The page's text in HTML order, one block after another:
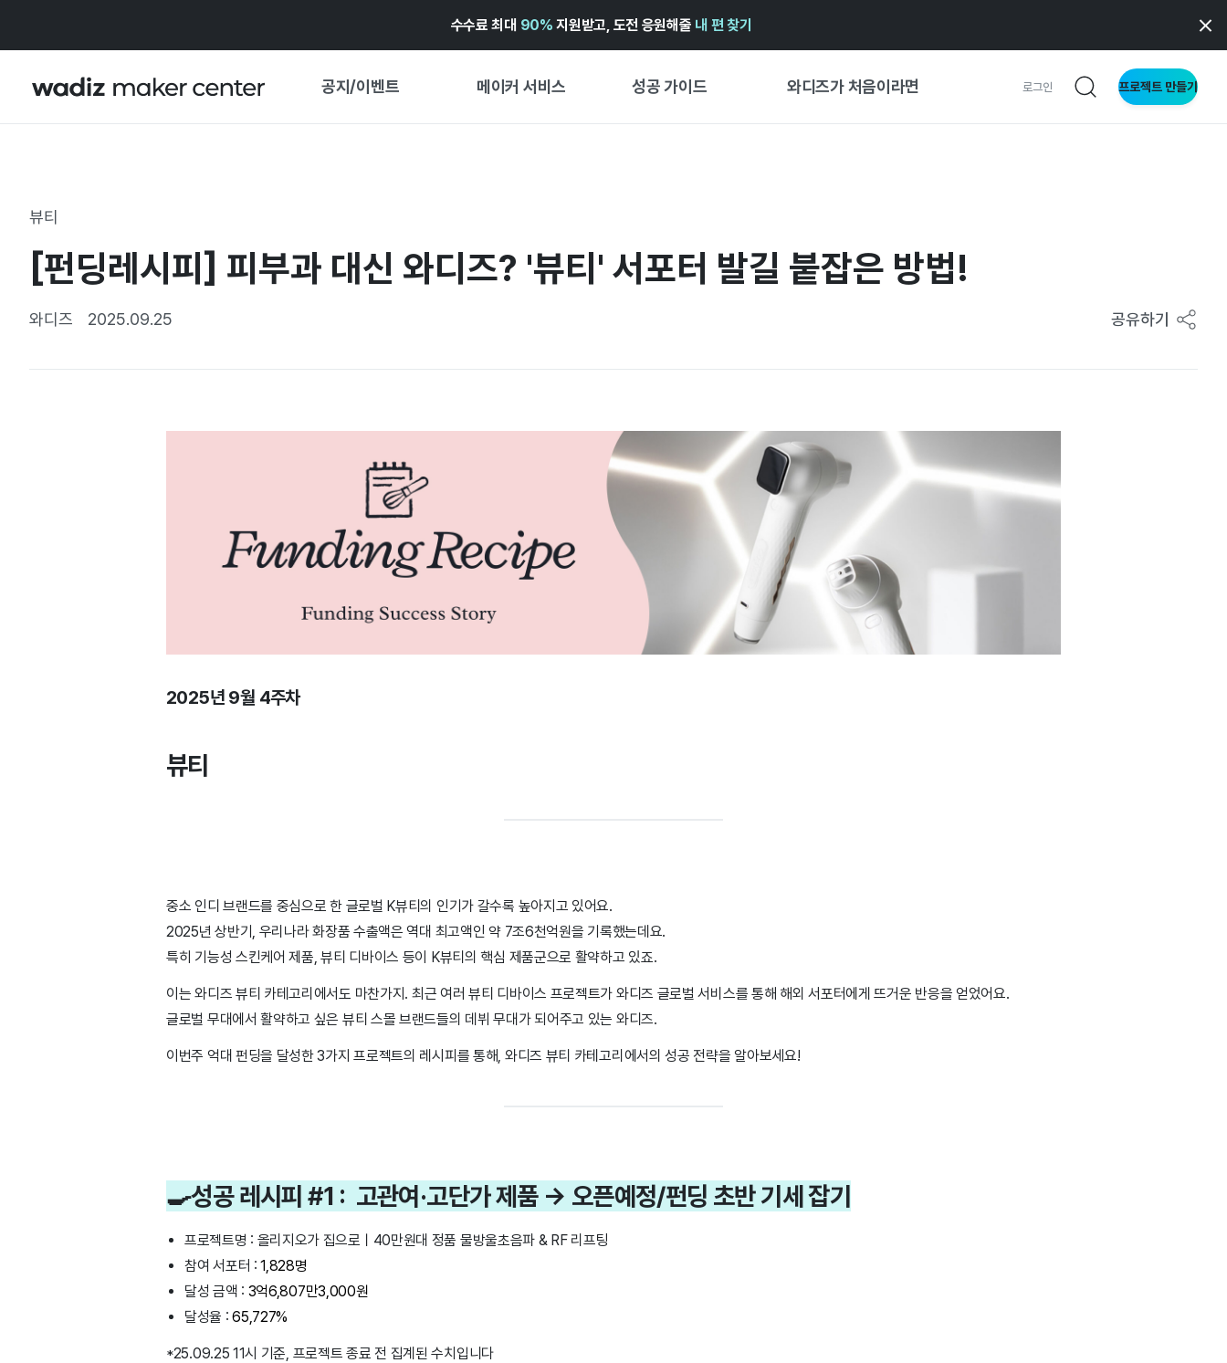
수수료 최대 90% 지원받고, 도전 응원해줄 내 편 찾기
공지/이벤트 메이커 서비스 성공 가이드 와디즈가 처음이라면 로그인 프로젝트 만들기
기획전 캘린더
와디즈 어워즈 ↗︎
성공 스토리
창작형
비즈니스형
뷰티
[펀딩레시피] 피부과 대신 와디즈? '뷰티' 서포터 발길 붙잡은 방법!
와디즈 2025.09.25 공유하기
2025년 9월 4주차
뷰티
중소 인디 브랜드를 중심으로 한 글로벌 K뷰티의 인기가 갈수록 높아지고 있어요.
2025년 상반기, 우리나라 화장품 수출액은 역대 최고액인 약 7조6천억원을 기록했는데요.
특히 기능성 스킨케어 제품, 뷰티 디바이스 등이 K뷰티의 핵심 제품군으로 활약하고 있죠.
이는 와디즈 뷰티 카테고리에서도 마찬가지. 최근 여러 뷰티 디바이스 프로젝트가 와디즈 글로벌 서비스를 통해 해외 서포터에게 뜨거운 반응을 얻었어요.
글로벌 무대에서 활약하고 싶은 뷰티 스몰 브랜드들의 데뷔 무대가 되어주고 있는 와디즈.
이번주 억대 펀딩을 달성한 3가지 프로젝트의 레시피를 통해, 와디즈 뷰티 카테고리에서의 성공 전략을 알아보세요!
🍳성공 레시피 #1 : 고관여·고단가 제품 → 오픈예정/펀딩 초반 기세 잡기
프로젝트명 : 올리지오가 집으로ㅣ40만원대 정품 물방울초음파 & RF 리프팅
참여 서포터 :1,828명
달성 금액 : 3억6,807만3,000원
달성율 :65,727%
*25.09.25 11시 기준, 프로젝트 종료 전 집계된 수치입니다